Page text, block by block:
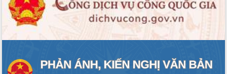
Đắk Lắk ký kết thỏa thuận hợp tác về
chuyển đổi số giai đoạn 2026 – 2030
với Tập đoàn Bưu chính Viễn thông
Việt Nam
Đắk Lắk về phát triển nhân lực y tế
cho trạm y tế cấp xã